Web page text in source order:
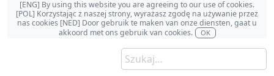
[ENG] By using this website you are agreeing to our use of cookies.
[POL] Korzystając z naszej strony, wyrażasz zgodę na używanie przez
nas cookies [NED] Door gebruik te maken van onze diensten, gaat u
akkoord met ons gebruik van cookies.
OK